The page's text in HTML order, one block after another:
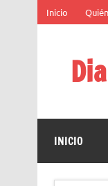
contenido
Inicio
INICIO